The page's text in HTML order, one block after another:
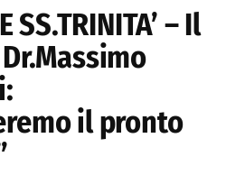
SS.TRINITA’ – Il
il pronto